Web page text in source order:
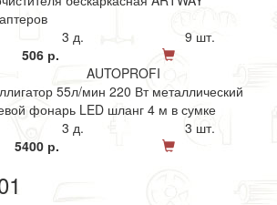
3 д.
9 шт.
506 р.
AUTOPROFI
55л/мин 220 Вт металлический
фонарь LED шланг 4 м в сумке
3 д.
3 шт.
5400 р.